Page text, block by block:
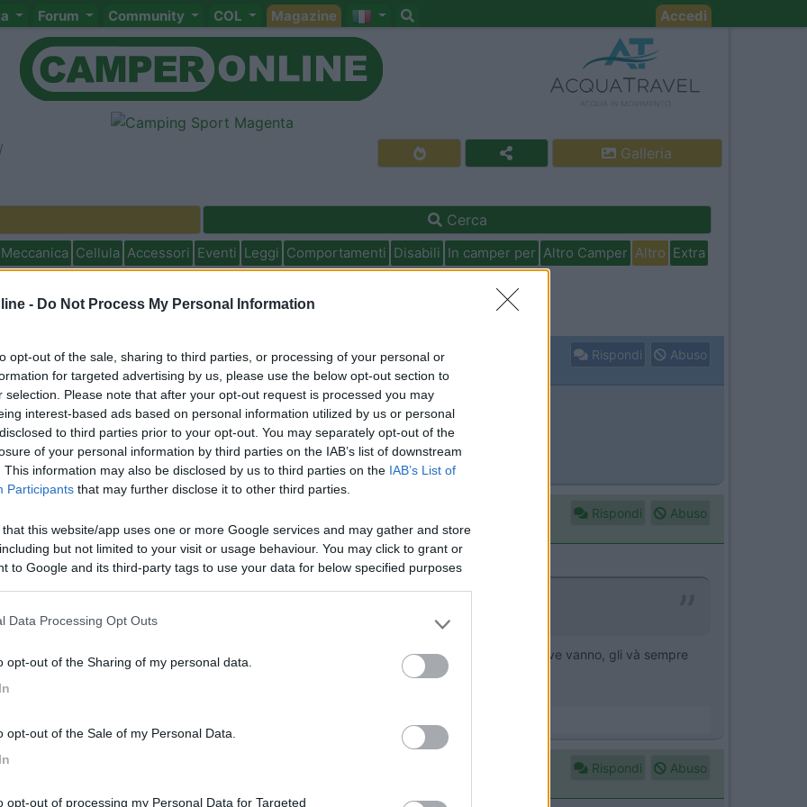
- Do Not Process My Personal Information
opt-out of the sale, sharing to third parties, or processing of your personal or
for targeted advertising by us, please use the below opt-out section to
selection. Please note that after your opt-out request is processed you may
interest-based ads based on personal information utilized by us or personal
to third parties prior to your opt-out. You may separately opt-out of the
of your personal information by third parties on the IAB’s list of downstream
This information may also be disclosed by us to third parties on the IAB’s List of
Participants that may further disclose it to other third parties.
that this website/app uses one or more Google services and may gather and store
but not limited to your visit or usage behaviour. You may click to grant or
to Google and its third-party tags to use your data for below specified purposes
Data Processing Opt Outs
opt-out of the Sharing of my personal data.
opt-out of the Sale of my Personal Data.
opt-out of processing my Personal Data for Targeted
Forum Community COL Magazine Accedi
Galleria
Cerca
Meccanica Cellula Accessori Eventi Leggi Comportamenti Disabili In camper per Altro Camper Altro Extra
Rispondi Abuso
Rispondi Abuso
ma mi chiedo in un mondo di vittime, tutti i vigliacchi profittatori dei più deboli nella vita dove vanno, gli và sempre
Rispondi Abuso